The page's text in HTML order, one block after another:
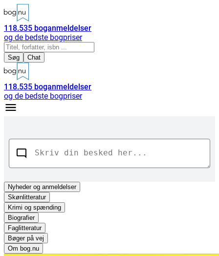
118.535 boganmeldelser
og de bedste bogpriser
Søg Chat
118.535 boganmeldelser
og de bedste bogpriser
Nyhederog anmeldelser
Skønlitteratur
Krimi og spænding
Biografier
Faglitteratur
Bøger på vej
Om bog.nu